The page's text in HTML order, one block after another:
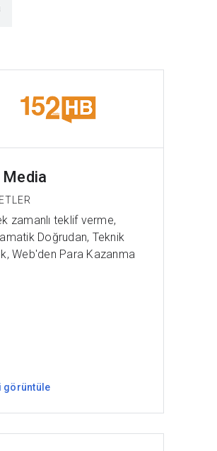
zamanlı teklif verme,
Doğrudan, Teknik
Web'den Para Kazanma
görüntüle